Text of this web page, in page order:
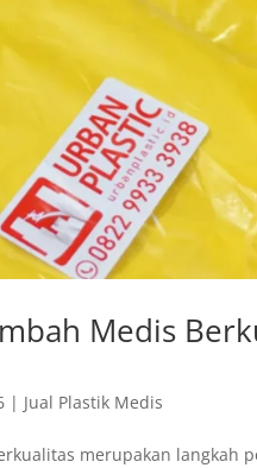
Medis
| Jual Plastik Medis
merupakan langkah